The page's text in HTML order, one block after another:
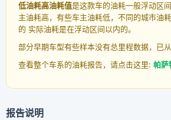
低油耗高油耗值是这款车的油耗一般浮动区
主油耗高，有些车主油耗低，不同的城市油
的 实际油耗是在浮动区间以内的。
部分早期车型有些样本没有总里程数据，已从
查看整个车系的油耗报告，请点击这里: 帕萨
报告说明